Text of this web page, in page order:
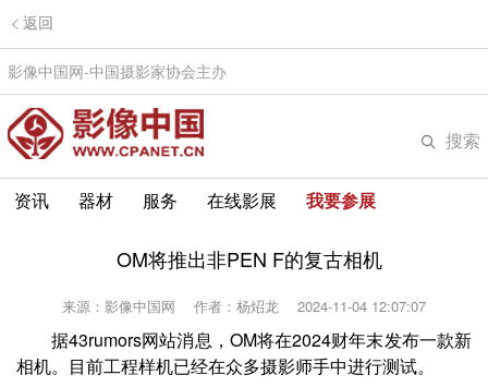
返回
影像中国网-中国摄影家协会主办
搜索
资讯 器材 服务 在线影展 我要参展
OM将推出非PEN F的复古相机
来源：影像中国网 作者：杨炤龙 2024-11-04 12:07:07
据43rumors网站消息，OM将在2024财年末发布一款新
相机。目前工程样机已经在众多摄影师手中进行测试。